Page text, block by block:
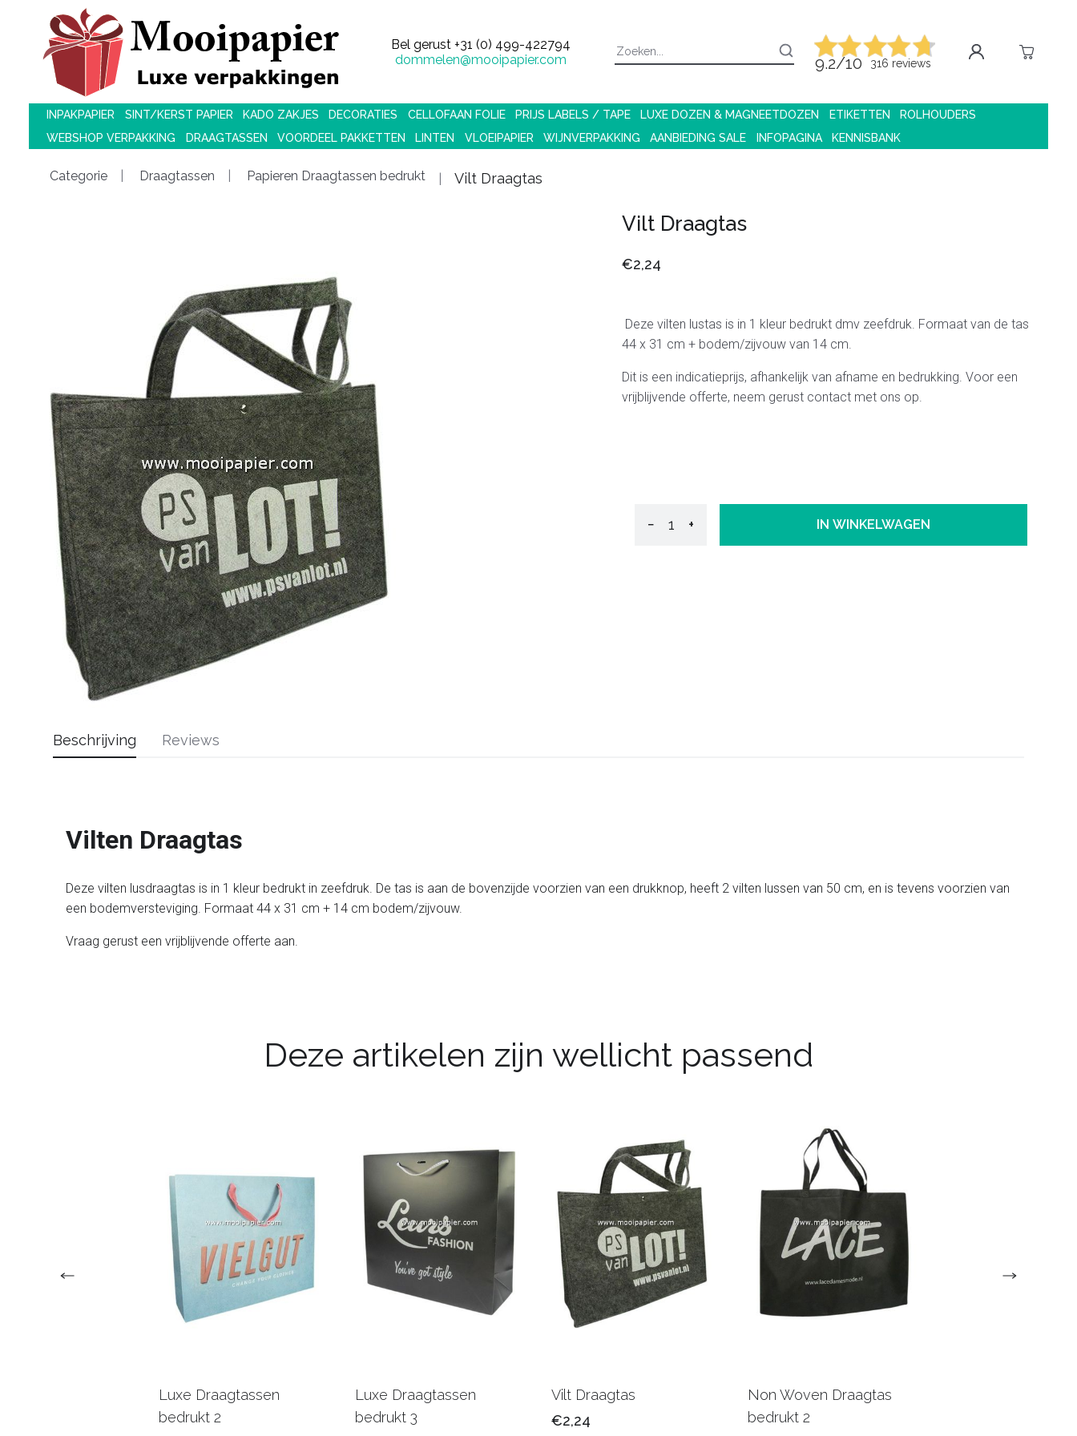
Bel gerust +31 (0) 499-422794
dommelen@mooipapier.com
9.2/10 316 reviews
INPAKPAPIER SINT/KERST PAPIER KADO ZAKJES DECORATIES CELLOFAAN FOLIE PRIJS LABELS / TAPE LUXE DOZEN & MAGNEETDOZEN ETIKETTEN
ROLHOUDERS
WEBSHOP VERPAKKING
DRAAGTASSEN VOORDEEL PAKKETTEN LINTEN VLOEIPAPIER WIJNVERPAKKING AANBIEDING SALE INFOPAGINA KENNISBANK
Categorie Draagtassen Papieren Draagtassen bedrukt Vilt Draagtas
Vilt Draagtas
€2,24
Deze vilten lustas is in 1 kleur bedrukt dmv zeefdruk. Formaat van de tas
44 x 31 cm + bodem/zijvouw van 14 cm.
Dit is een indicatieprijs, afhankelijk van afname en bedrukking. Voor een
vrijblijvende offerte, neem gerust contact met ons op.
− + IN WINKELWAGEN
Beschrijving
Vilten Draagtas
Deze vilten lusdraagtas is in 1 kleur bedrukt in zeefdruk. De tas is aan de bovenzijde voorzien van een drukknop, heeft 2 vilten lussen van 50 cm, en is tevens voorzien van
een bodemversteviging. Formaat 44 x 31 cm + 14 cm bodem/zijvouw.
Vraag gerust een vrijblijvende offerte aan.
Reviews
Deze artikelen zijn wellicht passend
Luxe Draagtassen
bedrukt 2
Luxe Draagtassen
bedrukt 3
Vilt Draagtas
€2,24
Non Woven Draagtas
bedrukt 2